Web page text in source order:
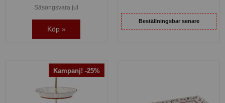
Säsongsvara jul
Köp »
Beställningsbar senare
Kampanj! -25%